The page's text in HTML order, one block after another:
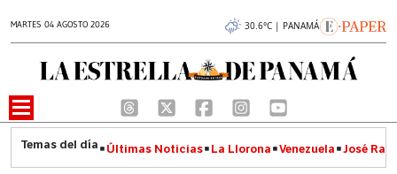
MARTES 04 AGOSTO 2026 30.6°C | PANAMÁ
Últimas Noticias La Llorona Venezuela José